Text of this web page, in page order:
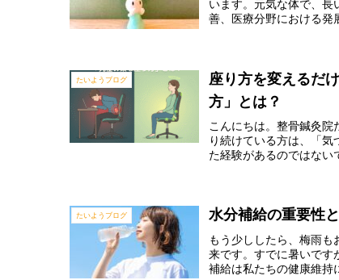
います。元気な体で、長
善、医療分野における発
たいようブログ
座り方を変えるだ
方」とは？
こんにちは。整骨鍼灸
り続けている方は、「
た経験があるのではない
たいようブログ 水分補給の重要性
もう少ししたら、梅雨
来です。すでに暑いです
補給は私たちの健康維持